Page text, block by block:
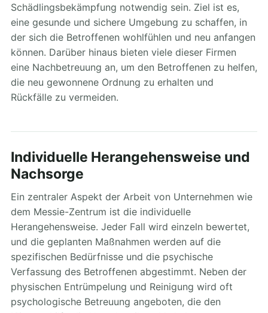
Schädlingsbekämpfung notwendig sein. Ziel ist es,
eine gesunde und sichere Umgebung zu schaffen, in
der sich die Betroffenen wohlfühlen und neu anfangen
können. Darüber hinaus bieten viele dieser Firmen
eine Nachbetreuung an, um den Betroffenen zu helfen,
die neu gewonnene Ordnung zu erhalten und
Rückfälle zu vermeiden.
Individuelle Herangehensweise und
Nachsorge
Ein zentraler Aspekt der Arbeit von Unternehmen wie
dem Messie-Zentrum ist die individuelle
Herangehensweise. Jeder Fall wird einzeln bewertet,
und die geplanten Maßnahmen werden auf die
spezifischen Bedürfnisse und die psychische
Verfassung des Betroffenen abgestimmt. Neben der
physischen Entrümpelung und Reinigung wird oft
psychologische Betreuung angeboten, die den